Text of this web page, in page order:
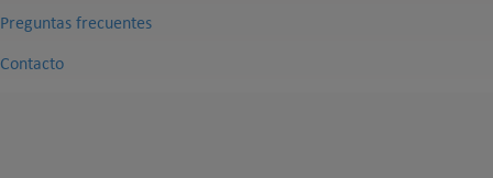
Preguntas frecuentes
Contacto